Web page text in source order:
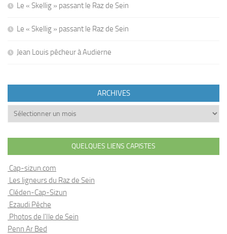
Le « Skellig » passant le Raz de Sein
Le « Skellig » passant le Raz de Sein
Jean Louis pêcheur à Audierne
ARCHIVES
Archives
QUELQUES LIENS CAPISTES
Cap-sizun.com
Les ligneurs du Raz de Sein
Cléden-Cap-Sizun
Ezaudi Pêche
Photos de l'Ile de Sein
Penn Ar Bed